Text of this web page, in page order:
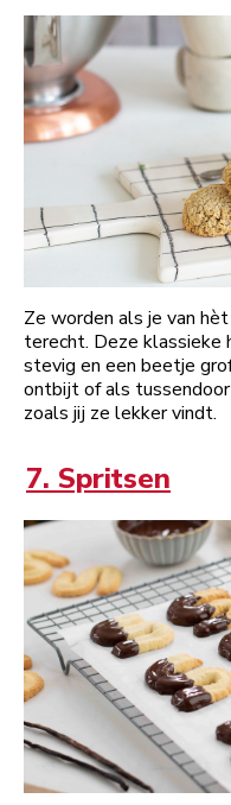
Ze worden als je van
terecht. Deze klassieke
stevig en een beetje
ontbijt of als
zoals jij ze lekker vindt.
7. Spritsen